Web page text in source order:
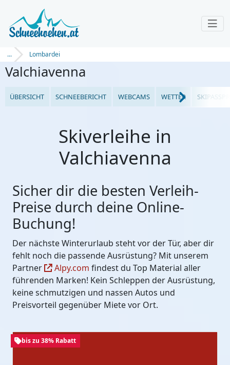
... Lombardei
Valchiavenna
ÜBERSICHT SCHNEEBERICHT WEBCAMS WETTER
Skiverleihe in
Valchiavenna
Sicher dir die besten Verleih-
Preise durch deine Online-
Buchung!
Der nächste Winterurlaub steht vor der Tür, aber dir
fehlt noch die passende Ausrüstung? Mit unserem
Partner
Alpy.com findest du Top Material aller
führenden Marken! Kein Schleppen der Ausrüstung,
keine schmutzigen und nassen Autos und
Preisvorteil gegenüber Miete vor Ort.
bis zu 38% Rabatt